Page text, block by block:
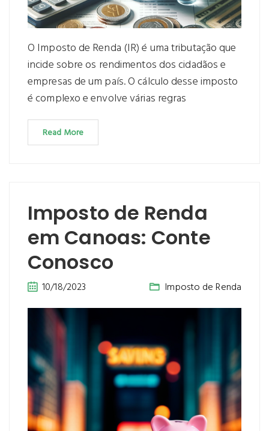
O Imposto de Renda (IR) é uma tributação que
incide sobre os rendimentos dos cidadãos e
empresas de um país. O cálculo desse imposto
é complexo e envolve várias regras
Read More
Imposto de Renda
em Canoas: Conte
Conosco
10/18/2023 Imposto de Renda